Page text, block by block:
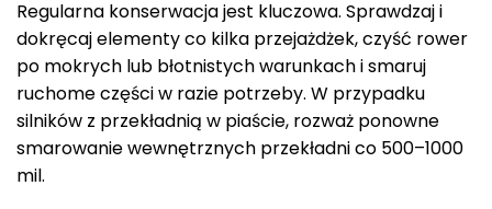
Regularna konserwacja jest kluczowa. Sprawdzaj i
dokręcaj elementy co kilka przejażdżek, czyść rower
po mokrych lub błotnistych warunkach i smaruj
ruchome części w razie potrzeby. W przypadku
silników z przekładnią w piaście, rozważ ponowne
smarowanie wewnętrznych przekładni co 500–1000
mil.